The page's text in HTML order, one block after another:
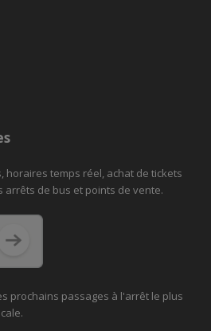
horaires temps réel, achat de tickets
arrêts de bus et points de vente.
prochains passages à l'arrêt le plus